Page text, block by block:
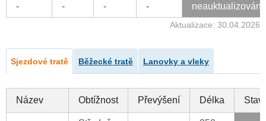
- - - - neauktualizováno
Aktualizace: 30.04.2026
Sjezdové tratě Běžecké tratě Lanovky a vleky
Název Obtížnost Převýšení Délka Stav